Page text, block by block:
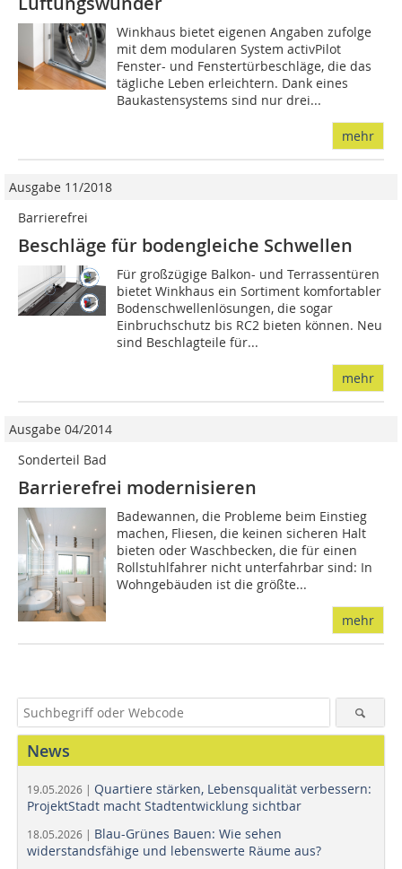
Winkhaus bietet eigenen Angaben zufolge
mit dem modularen System activPilot
Fenster- und Fenstertürbeschläge, die das
täg­­liche Leben erleichtern. Dank eines
Baukastensystems sind nur drei...
mehr
Ausgabe 11/2018
Barrierefrei
Beschläge für bodengleiche Schwellen
Für großzügige Balkon- und Terrassentüren
bietet Winkhaus ein Sortiment komfortabler
Bodenschwellenlösungen, die sogar
Einbruchschutz bis RC2 bieten können. Neu
sind Beschlagteile für...
mehr
Ausgabe 04/2014
Sonderteil Bad
Barrierefrei modernisieren
Badewannen, die Probleme beim Einstieg
machen, Fliesen, die keinen sicheren Halt
bieten oder Waschbecken, die für einen
Rollstuhlfahrer nicht unterfahrbar sind: In
Wohngebäuden ist die größte...
mehr
News
19.05.2026 | Quartiere stärken, Lebensqualität verbessern:
ProjektStadt macht Stadtentwicklung sichtbar
18.05.2026 | Blau-Grünes Bauen: Wie sehen
widerstandsfähige und lebenswerte Räume aus?